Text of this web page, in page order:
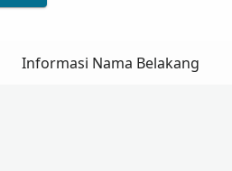
Informasi Nama Belakang